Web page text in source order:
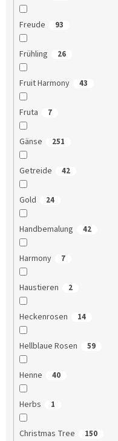
Freude 93
Frühling 26
Fruit Harmony 43
Fruta 7
Gänse 251
Getreide 42
Gold 24
Handbemalung 42
Harmony 7
Haustieren 2
Heckenrosen 14
Hellblaue Rosen 59
Henne 40
Herbs 1
Christmas Tree 150